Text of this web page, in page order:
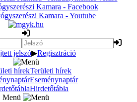
jelszó▶Regisztráció
Területi hírek
Eseménynaptár
Hirdetőtábla
Menü